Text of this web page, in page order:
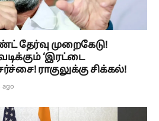
தேர்வு முறைகேடு!
‘இரட்டை
ராகுலுக்கு சிக்கல்!
ago